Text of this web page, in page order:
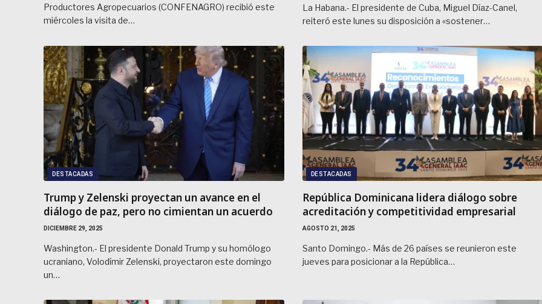
Productores Agropecuarios (CONFENAGRO) recibió este
miércoles la visita de…
La Habana.- El presidente de Cuba, Miguel Díaz-Canel,
reiteró este lunes su disposición a «sostener…
DESTACADAS
Trump y Zelenski proyectan un avance en el
diálogo de paz, pero no cimientan un acuerdo
DICIEMBRE 29, 2025
Washington.- El presidente Donald Trump y su homólogo
ucraniano, Volodímir Zelenski, proyectaron este domingo
un…
DESTACADAS
República Dominicana lidera diálogo sobre
acreditación y competitividad empresarial
AGOSTO 21, 2025
Santo Domingo.- Más de 26 países se reunieron este
jueves para posicionar a la República…